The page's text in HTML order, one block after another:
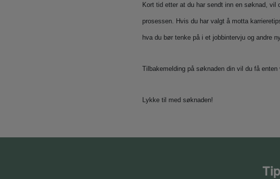
Kort tid etter at du har sendt inn en søknad, vil
prosessen. Hvis du har valgt å motta
hva du bør tenke på i et jobbintervju og andre
Tilbakemelding på søknaden din vil du få enten
Lykke til med søknaden!